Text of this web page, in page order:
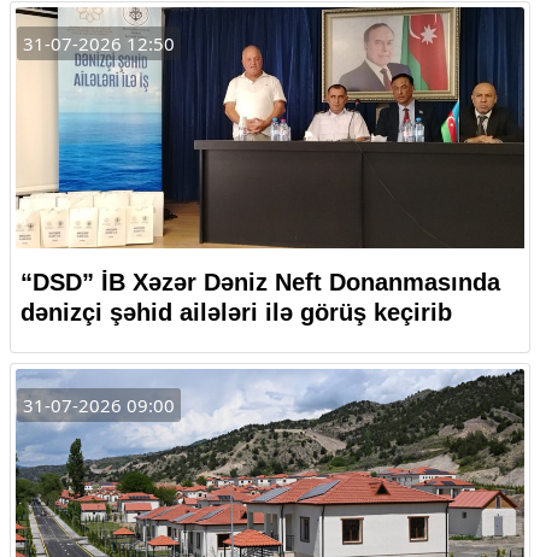
31-07-2026 12:50
“DSD” İB Xəzər Dəniz Neft Donanmasında
dənizçi şəhid ailələri ilə görüş keçirib
31-07-2026 09:00